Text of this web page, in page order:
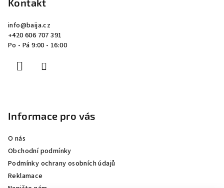
Kontakt
info@baija.cz
+420 606 707 391
Po - Pá 9:00 - 16:00
Informace pro vás
O nás
Obchodní podmínky
Podmínky ochrany osobních údajů
Reklamace